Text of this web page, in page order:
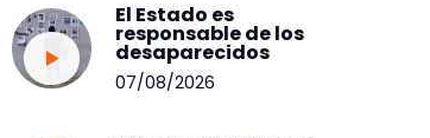
El Estado es
responsable de los
desaparecidos
07/08/2026